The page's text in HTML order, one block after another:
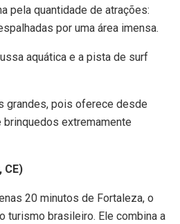
pela quantidade de atrações:
por uma área imensa.
aquática e a pista de surf
grandes, pois oferece desde
extremamente
CE)
20 minutos de Fortaleza, o
turismo brasileiro. Ele combina a